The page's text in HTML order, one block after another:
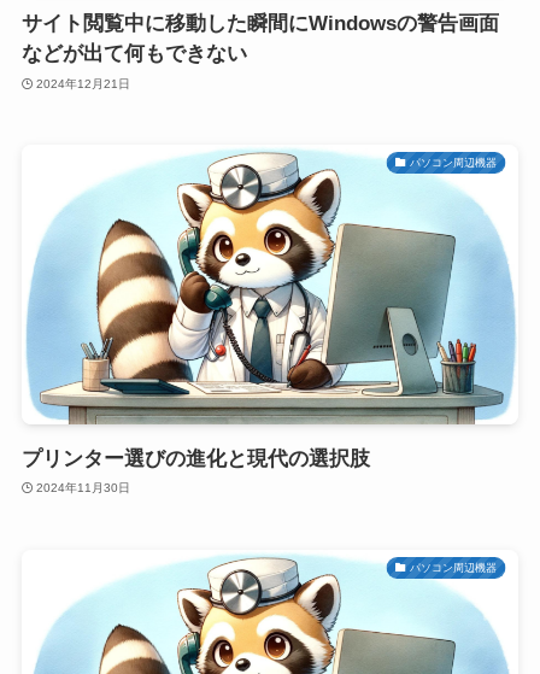
サイト閲覧中に移動した瞬間にWindowsの警告画面
などが出て何もできない
2024年12月21日
パソコン周辺機器
プリンター選びの進化と現代の選択肢
2024年11月30日
パソコン周辺機器